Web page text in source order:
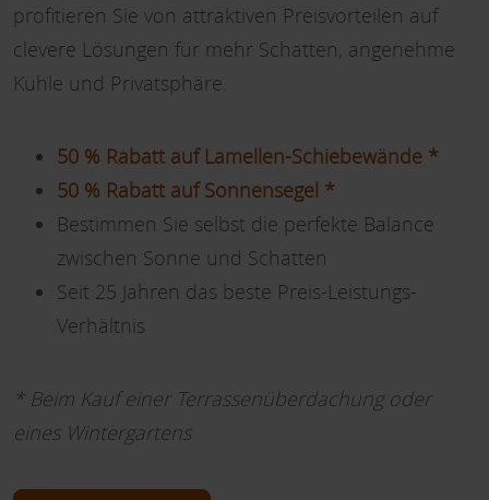
profitieren Sie von attraktiven Preisvorteilen auf
clevere Lösungen für mehr Schatten, angenehme
Kühle und Privatsphäre.
50 % Rabatt auf Lamellen-Schiebewände *
50 % Rabatt auf Sonnensegel *
Bestimmen Sie selbst die perfekte Balance
zwischen Sonne und Schatten
Seit 25 Jahren das beste Preis-Leistungs-
Verhältnis
* Beim Kauf einer Terrassenüberdachung oder
eines Wintergartens